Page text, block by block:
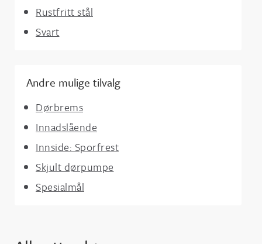
Rustfritt stål
Svart
Andre mulige tilvalg
Dørbrems
Innadslående
Innside: Sporfrest
Skjult dørpumpe
Spesialmål